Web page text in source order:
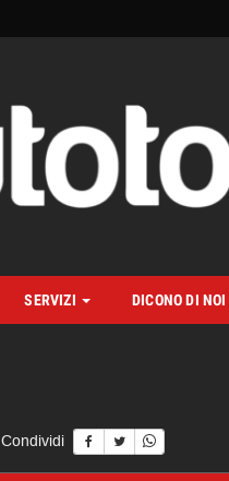
SERVIZI DICONO DI NOI
Condividi